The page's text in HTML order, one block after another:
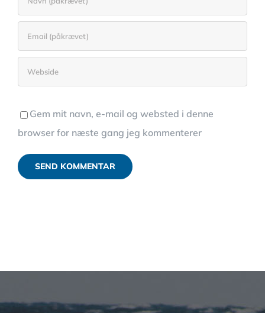
Gem mit navn, e-mail og websted i denne
browser for næste gang jeg kommenterer